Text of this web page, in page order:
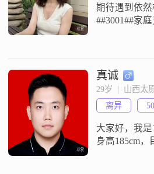
己##3
期待遇到依
##3001##家
子干净的伴
找扶贫的勿
心健康
商有量，一
有那些长期泡
七八糟的人，
的人别来信息
对感情没要
真诚
29岁  |  山西太
离异
大家好，我是
身高185cm，
收入在5001